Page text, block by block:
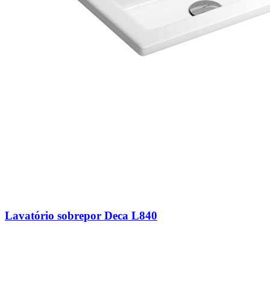
Lavatório sobrepor Deca L840